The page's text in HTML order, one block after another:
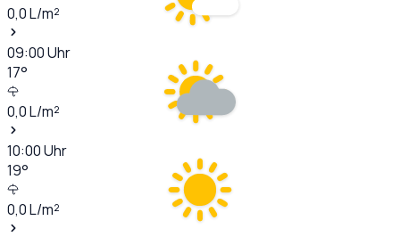
0,0L/m²
09:00Uhr
17°
0,0L/m²
10:00Uhr
19°
0,0L/m²